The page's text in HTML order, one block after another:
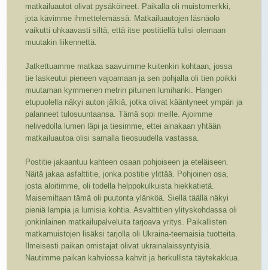
matkailuautot olivat pysäköineet. Paikalla oli muistomerkki,
jota kävimme ihmettelemässä. Matkailuautojen läsnäolo
vaikutti uhkaavasti siltä, että itse postitiellä tulisi olemaan
muutakin liikennettä.
Jatkettuamme matkaa saavuimme kuitenkin kohtaan, jossa
tie laskeutui pieneen vajoamaan ja sen pohjalla oli tien poikki
muutaman kymmenen metrin pituinen lumihanki. Hangen
etupuolella näkyi auton jälkiä, jotka olivat kääntyneet ympäri ja
palanneet tulosuuntaansa. Tämä sopi meille. Ajoimme
nelivedolla lumen läpi ja tiesimme, ettei ainakaan yhtään
matkailuautoa olisi samalla tieosuudella vastassa.
Postitie jakaantuu kahteen osaan pohjoiseen ja eteläiseen.
Näitä jakaa asfalttitie, jonka postitie ylittää. Pohjoinen osa,
josta aloitimme, oli todella helppokulkuista hiekkatietä.
Maisemiltaan tämä oli puutonta ylänköä. Siellä täällä näkyi
pieniä lampia ja lumisia kohtia. Asvalttitien ylityskohdassa oli
jonkinlainen matkailupalveluita tarjoava yritys. Paikallisten
matkamuistojen lisäksi tarjolla oli Ukraina-teemaisia tuotteita.
Ilmeisesti paikan omistajat olivat ukrainalaissyntyisiä.
Nautimme paikan kahviossa kahvit ja herkullista täytekakkua.